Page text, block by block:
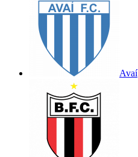
Avaí